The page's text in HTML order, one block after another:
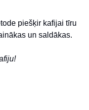
piešķir kafijai tīru
un saldākas.